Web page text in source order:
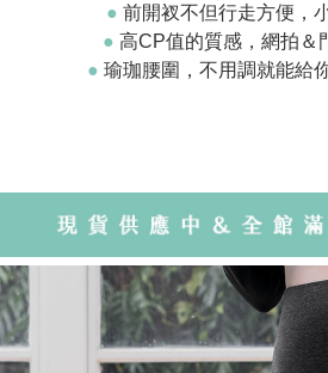
● 前開衩不但行走方便，
● 高CP值的質感，網拍＆
● 瑜珈腰圍，不用調就能給